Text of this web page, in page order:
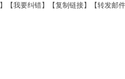
】【我要纠错】【复制链接】【转发邮件